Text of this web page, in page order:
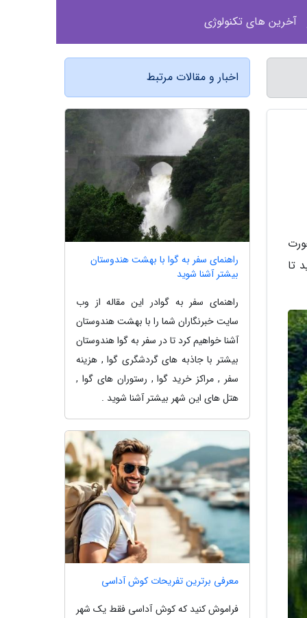
تا
اخبار و مقالات مرتبط
راهنمای سفر به گوا با بهشت هندوستان
بیشتر آشنا شوید
راهنمای سفر به گوادر این مقاله از وب
سایت خبرنگاران شما را با بهشت هندوستان
آشنا خواهیم کرد تا در سفر به گوا هندوستان
بیشتر با جاذبه های گردشگری گوا , هزینه
سفر , مراکز خرید گوا , رستوران های گوا ,
هتل های این شهر بیشتر آشنا شوید .
معرفی برترین تفریحات کوش آداسی
فراموش کنید که کوش آداسی فقط یک شهر
آخرین های تکنولوژی